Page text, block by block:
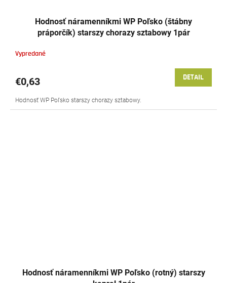
Hodnosť náramenníkmi WP Poľsko (štábny
práporčík) starszy chorazy sztabowy 1pár
Vypredané
€0,63 DETAIL
Hodnosť WP Poľsko starszy chorazy sztabowy.
Hodnosť náramenníkmi WP Poľsko (rotný) starszy